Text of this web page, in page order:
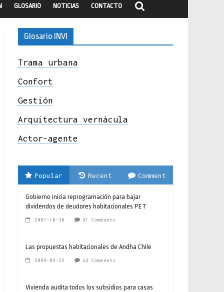
GLOSARIO NOTICIAS CONTACTO
Glosario INVI
Trama urbana
Confort
Gestión
Arquitectura vernácula
Actor-agente
Popular Recent Comment
Gobierno inicia reprogramación para bajar
dividendos de deudores habitacionales PET
2007-10-30 91 Comments
Las propuestas habitacionales de Andha Chile
2009-06-26 48 Comments
Vivienda audita todos los subsidios para casas